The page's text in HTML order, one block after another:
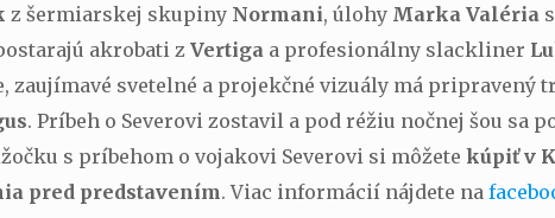
z šermiarskej skupiny Normani, úlohy Marka Valéria
akrobati zVertiga a profesionálny slackliner
zaujímavé svetelné a projekčné vizuály má pripravený
. Príbeh o Severovi zostavil a pod réžiu nočnej šou sa
s príbehom o vojakovi Severovi si môžetekúpiť v
pred predstavením. Viac informácií nájdete na